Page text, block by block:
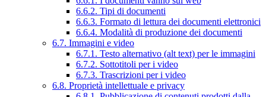
6.6.2. Tipi di documenti
6.6.3. Formato di lettura dei documenti elettronici
6.6.4. Modalità di produzione dei documenti
6.7. Immagini e video
6.7.1. Testo alternativo (alt text) per le immagini
6.7.2. Sottotitoli per i video
6.7.3. Trascrizioni per i video
6.8. Proprietà intellettuale e privacy